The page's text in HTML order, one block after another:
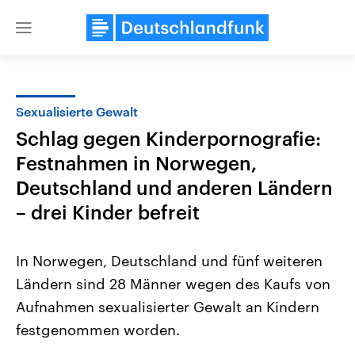
Close
Landtagswahl Sachsen-Anhalt
2026
Alle Informationen
Sachsen-Anhalt wählt am 6.
September 2026 einen neuen
Landtag. Seit 2021 wird das
Aktuelle Beiträge,
Hintergründe
Wirtschaftlich und
Sexualisierte Gewalt
Schlag gegen Kinderpornografie:
Festnahmen in Norwegen,
Deutschland und anderen Ländern
– drei Kinder befreit
In Norwegen, Deutschland und fünf weiteren
Ländern sind 28 Männer wegen des Kaufs von
Aufnahmen sexualisierter Gewalt an Kindern
festgenommen worden.